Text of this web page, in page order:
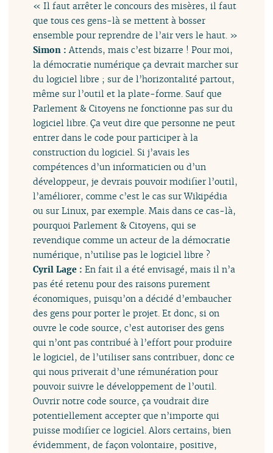
« Il faut arrêter le concours des misères, il faut
que tous ces gens-là se mettent à bosser
ensemble pour reprendre de l’air vers le haut. »
Simon :Attends, mais c’est bizarre ! Pour moi,
la démocratie numérique ça devrait marcher sur
du logiciel libre ; sur de l’horizontalité partout,
même sur l’outil et la plate-forme. Sauf que
Parlement & Citoyens ne fonctionne pas sur du
logiciel libre. Ça veut dire que personne ne peut
entrer dans le code pour participer à la
construction du logiciel. Si j’avais les
compétences d’un informaticien ou d’un
développeur, je devrais pouvoir modifier l’outil,
l’améliorer, comme c’est le cas sur Wikipédia
ou sur Linux, par exemple. Mais dans ce cas-là,
pourquoi Parlement & Citoyens, qui se
revendique comme un acteur de la démocratie
numérique, n’utilise pas le logiciel libre ?
Cyril Lage :En fait il a été envisagé, mais il n’a
pas été retenu pour des raisons purement
économiques, puisqu’on a décidé d’embaucher
des gens pour porter le projet. Et donc, si on
ouvre le code source, c’est autoriser des gens
qui n’ont pas contribué à l’effort pour produire
le logiciel, de l’utiliser sans contribuer, donc ce
qui nous priverait d’une rémunération pour
pouvoir suivre le développement de l’outil.
Ouvrir notre code source, ça voudrait dire
potentiellement accepter que n’importe qui
puisse modifier ce logiciel. Alors certains, bien
évidemment, de façon volontaire, positive,